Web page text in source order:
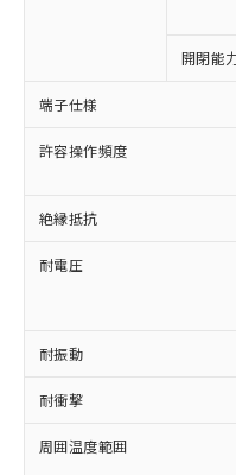
開閉能
端子仕様
許容操作頻度
絶縁抵抗
耐電圧
耐振動
耐衝撃
周囲温度範囲
以下の条件をお
本サービ
商品の当
(税抜)を提
当社制御
本サービ
ことをご
在庫状況
記載して
タに基づ
覧された
準価格と
正式な納
対応予定なし：
非含有に非対応
調査・確認中：
非含有の対応状
商品です。
害物質有無と関
仕入先様の事情
いたものが、含
むを得ず変更す
鉛(Pb) 1000ppm以下
六価クロム(Cr(Ⅵ))
類(PBB) 1000ppm以
(PBDE) 1000ppm以
ル) (DEHP)(別名：
ルベンジル（BBP）
「○」：最大均
基準値以下であ
「×」：最大均
基準値を超えて
「－」：未確認
*中国RoHS10物質の
Pb(鉛) :1000ppm、
Cr(Ⅵ)(六価クロム) :
ニル類) : 1000ppm、
ル類) : 1000ppm、
DBP(フタル酸ジブチ
当社は、
為替およ
（以下｢規
または国外
国政府の
可)を取得
当社は規
全に破砕
一定